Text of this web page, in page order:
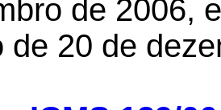
de 2006,
de 20 de